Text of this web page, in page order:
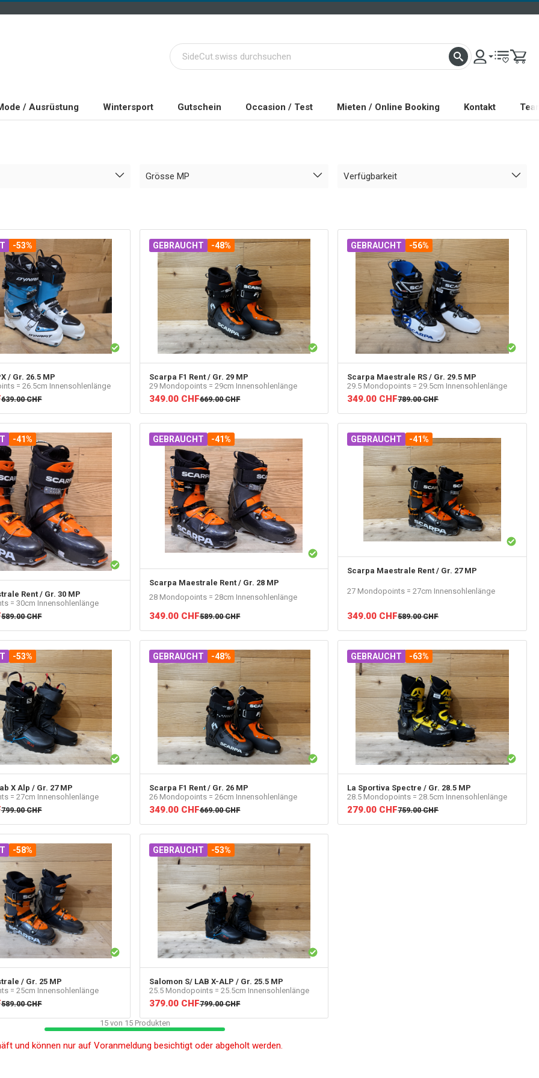
/ Ausrüstung Wintersport Gutschein Occasion / Test Mieten / Online Booking Kontakt
Grösse MP Verfügbarkeit
-53%
/ Gr. 26.5 MP
= 26.5cm Innensohlenlänge
639.00 CHF
GEBRAUCHT -48%
Scarpa F1 Rent / Gr. 29 MP
29 Mondopoints = 29cm Innensohlenlänge
349.00 CHF669.00 CHF
GEBRAUCHT -56%
Scarpa Maestrale RS / Gr. 29.5 MP
29.5 Mondopoints = 29.5cm Innensohlenlänge
349.00 CHF789.00 CHF
-41%
Rent / Gr. 30 MP
= 30cm Innensohlenlänge
589.00 CHF
GEBRAUCHT -41%
Scarpa Maestrale Rent / Gr. 28 MP
28 Mondopoints = 28cm Innensohlenlänge
349.00 CHF589.00 CHF
GEBRAUCHT -41%
Scarpa Maestrale Rent / Gr. 27 MP
27 Mondopoints = 27cm Innensohlenlänge
349.00 CHF589.00 CHF
-53%
X Alp / Gr. 27 MP
= 27cm Innensohlenlänge
799.00 CHF
GEBRAUCHT -48%
Scarpa F1 Rent / Gr. 26 MP
26 Mondopoints = 26cm Innensohlenlänge
349.00 CHF669.00 CHF
GEBRAUCHT -63%
La Sportiva Spectre / Gr. 28.5 MP
28.5 Mondopoints = 28.5cm Innensohlenlänge
279.00 CHF759.00 CHF
-58%
/ Gr. 25 MP
= 25cm Innensohlenlänge
589.00 CHF
GEBRAUCHT -53%
Salomon S/ LAB X-ALP / Gr. 25.5 MP
25.5 Mondopoints = 25.5cm Innensohlenlänge
379.00 CHF799.00 CHF
15von 15Produkten
und können nur auf Voranmeldung besichtigt oder abgeholt werden.